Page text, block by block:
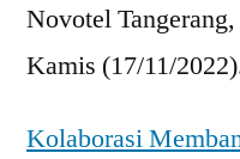
Novotel Tangerang,
Kamis (17/11/
Kolaborasi